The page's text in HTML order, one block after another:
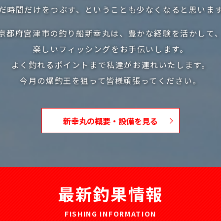
時間だけをつぶす、ということも少なくなると思いま
都府宮津市の釣り船新幸丸は、豊かな経験を活かして
楽しいフィッシングをお手伝いします。
よく釣れるポイントまで私達がお連れいたします。
今月の爆釣王を狙って皆様頑張ってください。
新幸丸の概要・設備を見る
最新釣果情報
FISHING INFORMATION